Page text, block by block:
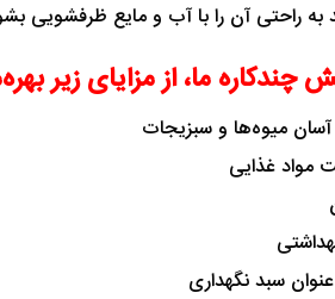
راحتی آن را با آب و مایع ظرفشویی
چندکاره ما، از مزایای زیر
میوه‌ها و سبزیجات
مواد غذایی
سبد نگهداری